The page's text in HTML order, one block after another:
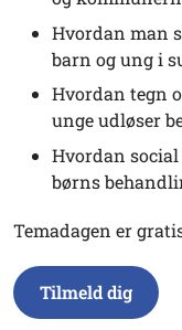
Hvordan man
barn og ung i
Hvordan tegn
unge udløser
Hvordan
børns
Temadagen er
Tilmeld dig